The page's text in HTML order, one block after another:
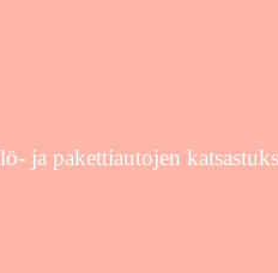
ja pakettiautojen